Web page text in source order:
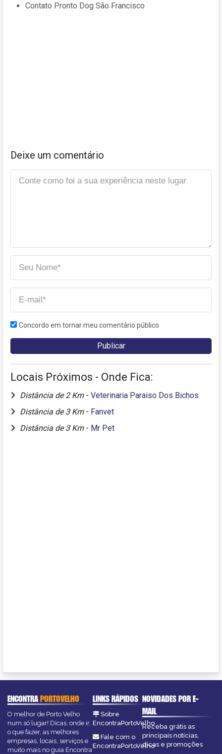
Contato Pronto Dog São Francisco
Deixe um comentário
Concordo em tornar meu comentário público
Locais Próximos - Onde Fica:
Distância de 2 Km - Veterinaria Paraiso Dos Bichos
Distância de 3 Km - Fanvet
Distância de 3 Km - Mr Pet
ENCONTRAPORTOVELHO
O melhor de Porto Velho
num só lugar! Dicas, onde ir,
o que fazer, as melhores
empresas, locais, serviços e
muito mais no guia Encontra
LINKS RÁPIDOS
Sobre
EncontraPortoVelho
Fale com o
EncontraPortoVelho
NOVIDADES POR E-
MAIL
Receba grátis as
principais notícias,
dicas e promoções